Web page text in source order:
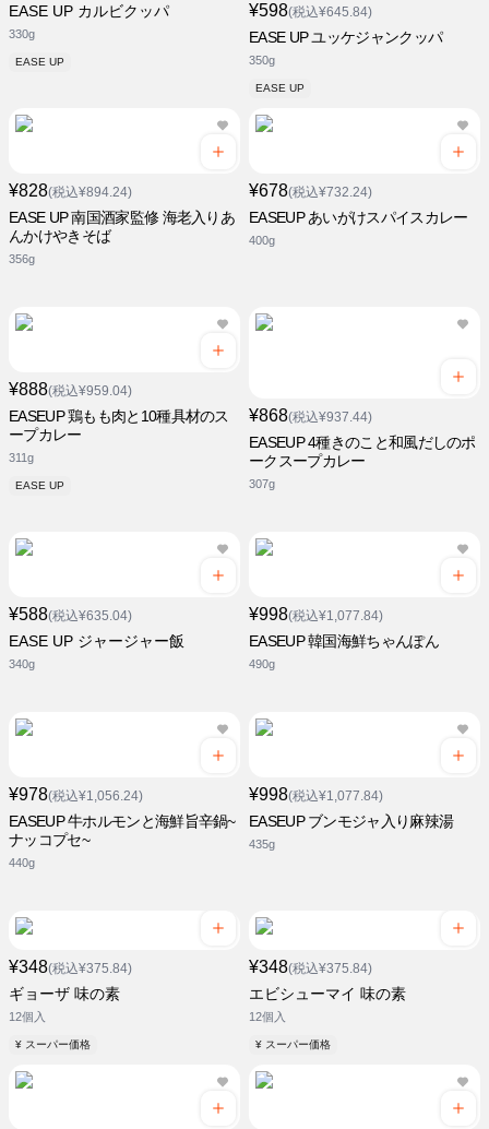
EASE UP カルビクッパ
330g
EASE UP
¥598(税込¥645.84)
EASE UP ユッケジャンクッパ
350g
EASE UP
¥828(税込¥894.24)
EASE UP 南国酒家監修 海老入りあ
んかけやきそば
356g
¥678(税込¥732.24)
EASEUP あいがけスパイスカレー
400g
¥888(税込¥959.04)
EASEUP 鶏もも肉と10種具材のス
ープカレー
311g
EASE UP
¥868(税込¥937.44)
EASEUP 4種きのこと和風だしのポ
ークスープカレー
307g
¥588(税込¥635.04)
EASE UP ジャージャー飯
340g
¥998(税込¥1,077.84)
EASEUP 韓国海鮮ちゃんぽん
490g
¥978(税込¥1,056.24)
EASEUP 牛ホルモンと海鮮旨辛鍋~
ナッコプセ~
440g
¥998(税込¥1,077.84)
EASEUP ブンモジャ入り麻辣湯
435g
¥348(税込¥375.84)
ギョーザ 味の素
12個入
¥ スーパー価格
¥348(税込¥375.84)
エビシューマイ 味の素
12個入
¥ スーパー価格